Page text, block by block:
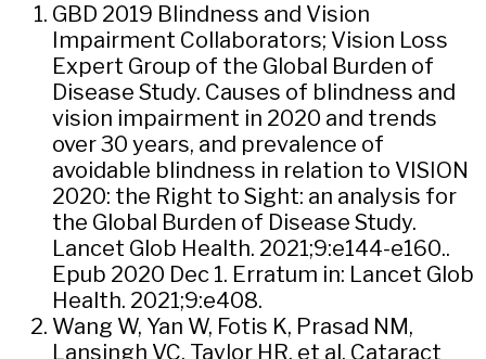
GBD 2019 Blindness and Vision
Impairment Collaborators; Vision Loss
Expert Group of the Global Burden of
Disease Study. Causes of blindness and
vision impairment in 2020 and trends
over 30 years, and prevalence of
avoidable blindness in relation to VISION
2020: the Right to Sight: an analysis for
the Global Burden of Disease Study.
Lancet Glob Health. 2021;9:e144-e160..
Epub 2020 Dec 1. Erratum in: Lancet Glob
Health. 2021;9:e408.
Wang W, Yan W, Fotis K, Prasad NM,
Lansingh VC, Taylor HR, et al. Cataract